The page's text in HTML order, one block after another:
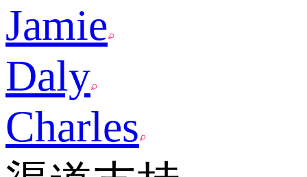
Jamie
Daly
Charles